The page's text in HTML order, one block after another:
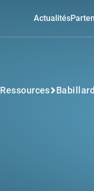
Actualités
Ressources Babillard